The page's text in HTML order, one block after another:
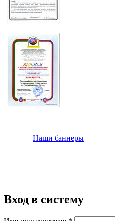
Наши баннеры
Вход в систему